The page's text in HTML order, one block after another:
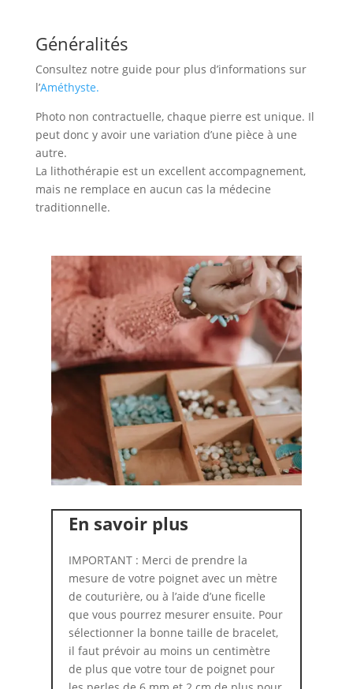
Généralités
Consultez notre guide pour plus d’informations sur
l’Améthyste.
Photo non contractuelle, chaque pierre est unique. Il
peut donc y avoir une variation d’une pièce à une
autre.
La lithothérapie est un excellent accompagnement,
mais ne remplace en aucun cas la médecine
traditionnelle.
En savoir plus
IMPORTANT : Merci de prendre la
mesure de votre poignet avec un mètre
de couturière, ou à l’aide d’une ficelle
que vous pourrez mesurer ensuite. Pour
sélectionner la bonne taille de bracelet,
il faut prévoir au moins un centimètre
de plus que votre tour de poignet pour